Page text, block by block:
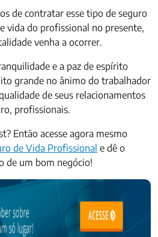
de contratar esse tipo de seguro
vida do profissional no presente,
venha a ocorrer.
e a paz de espírito
grande no ânimo do trabalhador
de seus relacionamentos
profissionais.
Então acesse agora mesmo
de Vida Profissional e dê o
de um bom negócio!